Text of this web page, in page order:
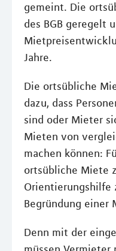
gemeint. Die
des BGB geregelt
Jahre.
Die ortsübliche
dazu, dass
sind oder Mieter
Mieten von
machen können:
ortsübliche Miete
Orientierungshilfe
Begründung einer
Denn mit der